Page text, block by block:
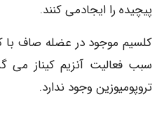
پیچیده را ایجادمی کنند.
کلسیم موجود در عضله صاف با
سبب فعالیت آنزیم کیناز می
تروپومیوزین وجود ندارد.